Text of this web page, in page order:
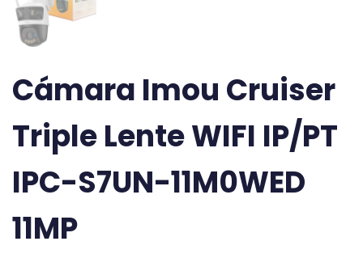
Cámara Imou Cruiser
Triple Lente WIFI IP/PT
IPC-S7UN-11M0WED
11MP